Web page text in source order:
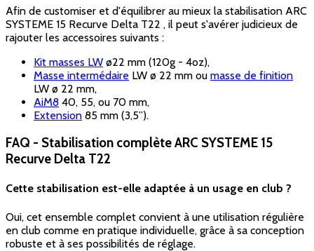
Afin de customiser et d'équilibrer au mieux la stabilisation ARC
SYSTEME 15 Recurve Delta T22 , il peut s'avérer judicieux de
rajouter les accessoires suivants :
Kit masses LW ø22 mm (120g - 4oz),
Masse intermédaire LW ø 22 mm ou masse de finition
LW ø 22 mm,
AiM8 40, 55, ou 70 mm,
Extension 85 mm (3,5’’).
FAQ - Stabilisation complète ARC SYSTEME 15
Recurve Delta T22
Cette stabilisation est-elle adaptée à un usage en club ?
Oui, cet ensemble complet convient à une utilisation régulière
en club comme en pratique individuelle, grâce à sa conception
robuste et à ses possibilités de réglage.